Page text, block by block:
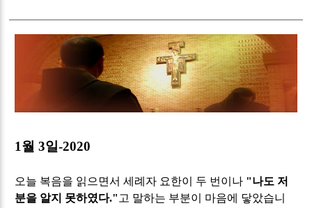
1월3일-2020
오늘 복음을 읽으면서 세례자 요한이 두 번이나 "나도 저
분을 알지 못하였다." 고 말하는 부분이 마음에 닿았습니
Sketchbook5, 스케치북5
Sketchbook5, 스케치북5